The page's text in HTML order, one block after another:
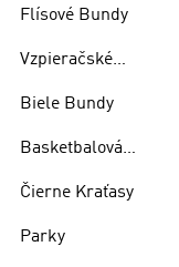
Flísové Bundy
Vzpieračské
Biele Bundy
Basketbalová
Čierne Kraťasy
Parky